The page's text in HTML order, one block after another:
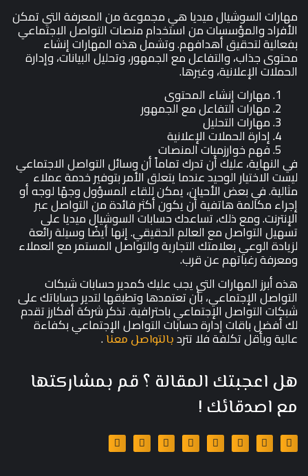
مهارات السوشيال ميديا هي مجموعة من المعرفة التي تمكن
الأفراد والمؤسسات من استخدام منصات التواصل الاجتماعي
بفعالية لتحقيق أهدافهم. وتشمل هذه المهارات إنشاء
محتوى جذاب، والتفاعل مع الجمهور، وتحليل البيانات، وإدارة
الحملات الإعلانية، وغيرها.
مهارات إنشاء المحتوى
مهارات التفاعل مع الجمهور
مهارات التحليل
إدارة الحملات الإعلانية
فهم خوارزميات المنصات
في النهاية، عليك أن تدرك تماماً أن وسائل التواصل الاجتماعي
ليست الاختيار الوحيد عندما يتعلق الأمر بتوفير خدمة عملاء
مثالية. في بعض الأحيان، يمكن للقاء المسؤول وجهًا لوجه أو
إجراء مكالمة هاتفية أن يكون أكثر فائدة من التواصل عبر
الإنترنت. ومع ذلك، تساعدك حسابات السوشيال ميديا على
تسهيل التواصل مع العالم الحقيقي. إنها أيضًا وسيلة رائعة
لزيادة الوعي بعلامتك التجارية والتواصل المستمر مع العملاء
ومعرفة رغباتهم عن قرب.
هذه أبرز المهارات التي يجب عليك كمدير حسابات شبكات
التواصل الإجتماعي، بأن تعتمدها وتطبقها لتدير حساباتك على
شبكات التواصل الإجتماعي باحترافية. تذكر شركة أفكارز تقدم
لك أفضل باقات إدارة حسابات التواصل الإجتماعي بكفاءة
عالية وبأقل تكلفة فلا تتردبالتواصل معنا.
هل اعجبتك المقالة ؟ قم بمشاركتها
مع اصدقائك !